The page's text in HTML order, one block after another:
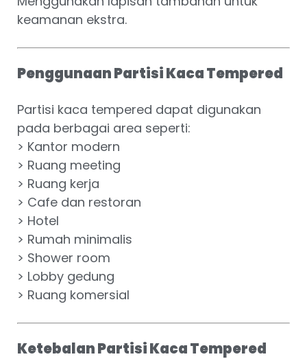
keamanan ekstra.
Penggunaan Partisi Kaca Tempered
Partisi kaca tempered dapat digunakan
pada berbagai area seperti:
> Kantor modern
> Ruang meeting
> Ruang kerja
> Cafe dan restoran
> Hotel
> Rumah minimalis
> Shower room
> Lobby gedung
> Ruang komersial
Ketebalan Partisi Kaca Tempered